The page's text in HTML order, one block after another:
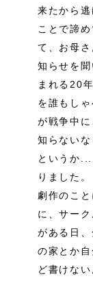
来たから
ことで諦
て、お母
知らせを
まれる20
を誰もし
が戦争中
知らない
というか
りました。
劇作のこ
に、サー
がある日
の家とか
ど書けな